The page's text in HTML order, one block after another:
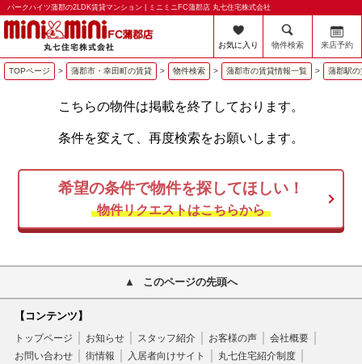
パークハイツ蒲郡の2LDK賃貸マンション | ミニミニFC蒲郡店 丸七住宅株式会社
お気に入り 物件検索 来店予約
TOPページ > 蒲郡市・幸田町の賃貸 > 物件検索 > 蒲郡市の賃貸情報一覧 > 蒲郡駅
こちらの物件は掲載を終了しております。
条件を変えて、再度検索をお願いします。
希望の条件で物件を探してほしい！
物件リクエストはこちらから
このページの先頭へ
【コンテンツ】
トップページ お知らせ スタッフ紹介 お客様の声
会社概要
お問い合わせ
街情報 入居者向けサイト 丸七住宅紹介制度